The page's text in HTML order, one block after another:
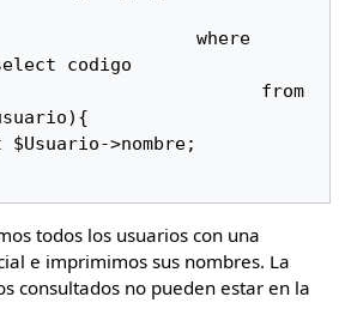
where
codigo
todos los usuarios con una
e imprimimos sus nombres. La
consultados no pueden estar en la